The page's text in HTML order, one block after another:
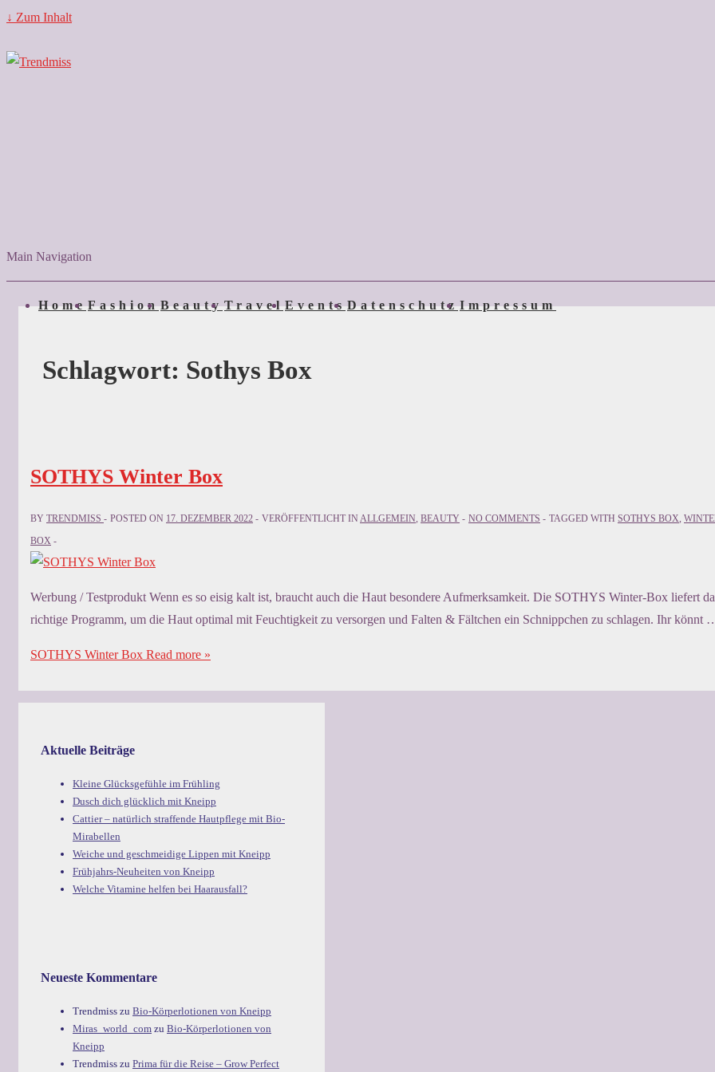
↓ Zum Inhalt
Main Navigation
HomeFashionBeautyTravelEventsDatenschutzImpressum
Schlagwort: Sothys Box
SOTHYS Winter Box
BY TRENDMISS POSTED ON 17. DEZEMBER 2022 VERÖFFENTLICHT INALLGEMEIN, BEAUTY NO COMMENTS TAGGED WITH SOTHYS BOX,
BOX
Werbung / Testprodukt Wenn es so eisig kalt ist, braucht auch die Haut besondere Aufmerksamkeit. Die SOTHYS Winter-Box liefert
richtige Programm, um die Haut optimal mit Feuchtigkeit zu versorgen und Falten & Fältchen ein Schnippchen zu schlagen. Ihr könnt
SOTHYS Winter Box Read more »
Aktuelle Beiträge
Kleine Glücksgefühle im Frühling
Dusch dich glücklich mit Kneipp
Cattier – natürlich straffende Hautpflege mit Bio-
Mirabellen
Weiche und geschmeidige Lippen mit Kneipp
Frühjahrs-Neuheiten von Kneipp
Welche Vitamine helfen bei Haarausfall?
Neueste Kommentare
Trendmiss zu Bio-Körperlotionen von Kneipp
Miras_world_com zu Bio-Körperlotionen von
Kneipp
Trendmiss zu Prima für die Reise – Grow Perfect